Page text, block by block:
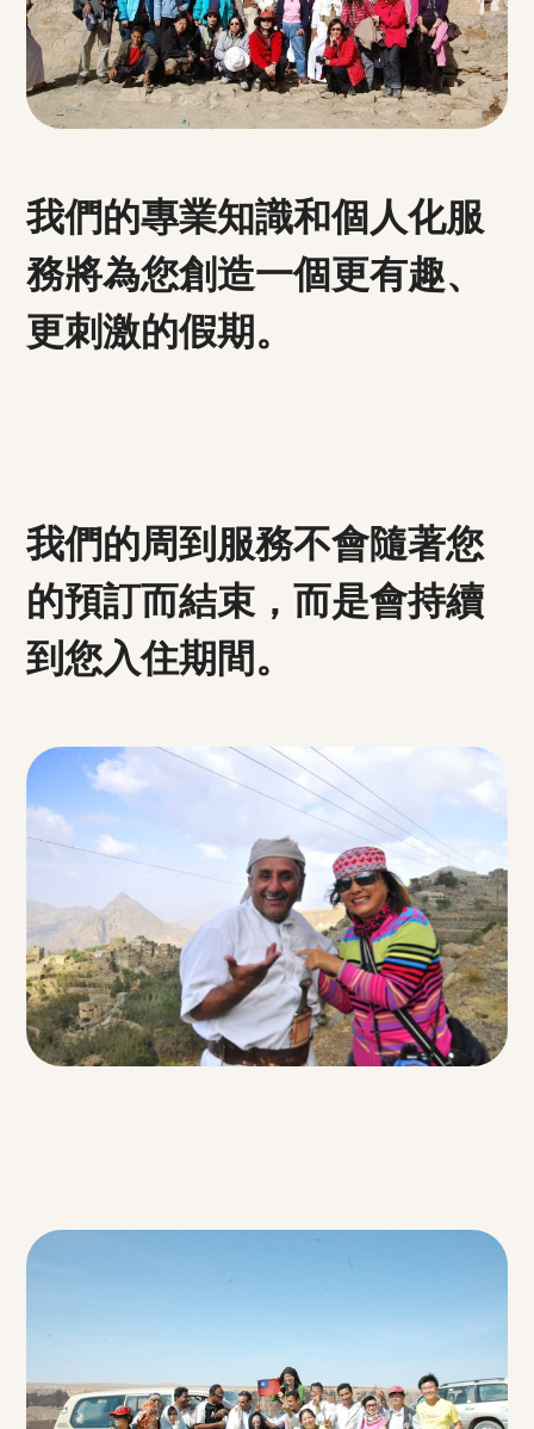
我們的專業知識和個人化服
務將為您創造一個更有趣、
更刺激的假期。
我們的周到服務不會隨著您
的預訂而結束，而是會持續
到您入住期間。